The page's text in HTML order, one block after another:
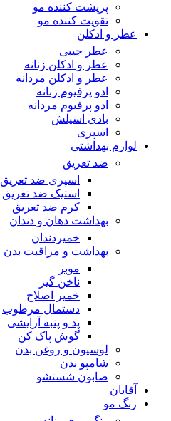
پرپشت کننده مو
تقویت کننده مو
عطر و ادکلن
عطر جیبی
عطر و ادکلن زنانه
عطر و ادکلن مردانه
ادو پرفیوم زنانه
ادو پرفیوم مردانه
بادی اسپلش
اسپری
لوازم بهداشتی
ضد تعریق
اسپری ضد تعریق
استیک ضد تعریق
کرم ضد تعریق
بهداشت دهان و دندان
خمیردندان
بهداشت و مراقبت بدن
موبر
ناخن گیر
خمیر اصلاح
دستمال مرطوب
پد و پنبه آرایشی
گوش پاک کن
لوسیون و روغن بدن
شامپو بدن
صابون شستشو
آقایان
رنگ مو